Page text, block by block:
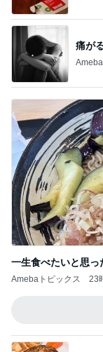
痛が
一生食べたいと思っ
Amebaトピックス 23